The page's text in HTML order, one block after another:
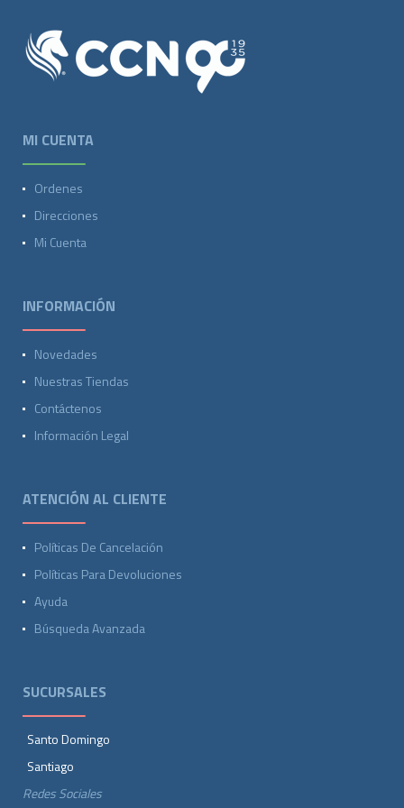
MI CUENTA
Ordenes
Direcciones
Mi Cuenta
INFORMACIÓN
Novedades
Nuestras Tiendas
Contáctenos
Información Legal
ATENCIÓN AL CLIENTE
Políticas De Cancelación
Políticas Para Devoluciones
Ayuda
Búsqueda Avanzada
SUCURSALES
Santo Domingo
Santiago
Redes Sociales